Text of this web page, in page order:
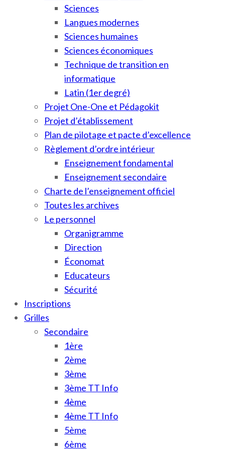
Sciences
Langues modernes
Sciences humaines
Sciences économiques
Technique de transition en
informatique
Latin (1er degré)
Projet One-One et Pédagokit
Projet d’établissement
Plan de pilotage et pacte d’excellence
Règlement d’ordre intérieur
Enseignement fondamental
Enseignement secondaire
Charte de l’enseignement officiel
Toutes les archives
Le personnel
Organigramme
Direction
Économat
Educateurs
Sécurité
Inscriptions
Grilles
Secondaire
1ère
2ème
3ème
3ème TT Info
4ème
4ème TT Info
5ème
6ème